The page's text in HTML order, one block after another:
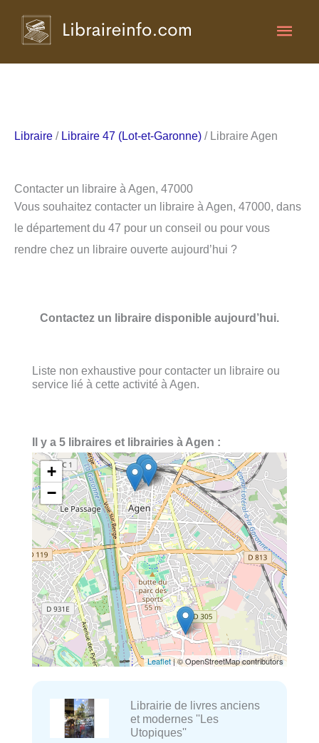
Libraire / Libraire 47 (Lot-et-Garonne) / Libraire Agen
Contacter un libraire à Agen, 47000
Vous souhaitez contacter un libraire à Agen, 47000, dans
le département du 47 pour un conseil ou pour vous
rendre chez un libraire ouverte aujourd’hui ?
Contactez un libraire disponible aujourd’hui.
Liste non exhaustive pour contacter un libraire ou
service lié à cette activité à Agen.
Il y a 5 libraires et librairies à Agen :
+
−
Leaflet| © OpenStreetMap contributors
Librairie de livres anciens
et modernes ''Les
Utopiques''